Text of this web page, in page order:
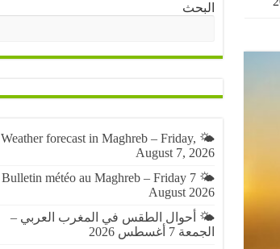
البحث
🌤️ Weather forecast in Maghreb – Friday,
August 7, 2026
🌤️ Bulletin météo au Maghreb – Friday 7
August 2026
🌤️ أحوال الطقس في المغرب العربي –
الجمعة 7 أغسطس 2026